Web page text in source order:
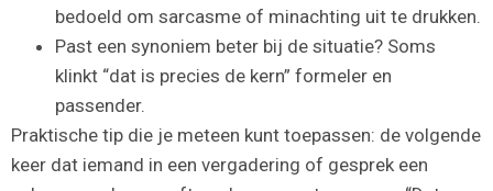
bedoeld om sarcasme of minachting uit te drukken.
Past een synoniem beter bij de situatie? Soms
klinkt “dat is precies de kern” formeler en
passender.
Praktische tip die je meteen kunt toepassen: de volgende
keer dat iemand in een vergadering of gesprek een